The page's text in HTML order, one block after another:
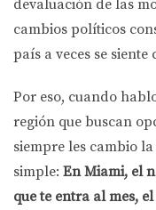
devaluación de las
cambios políticos
país a veces se
Por eso, cuando
región que buscan
siempre les cambio
simple: En Miami, el
que te entra al mes,